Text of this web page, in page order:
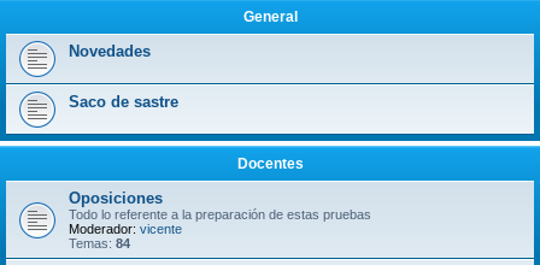
c
General
Novedades
Saco de sastre
Docentes
Oposiciones
Todo lo referente a la preparación de estas pruebas
Moderador: vicente
Temas: 84